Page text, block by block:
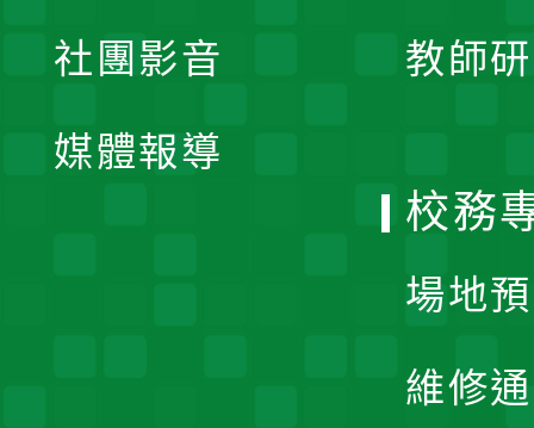
教師
社團影音
媒體報導
校務
場地
維修